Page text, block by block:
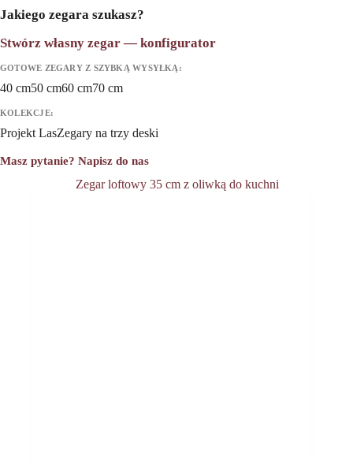
Jakiego zegara szukasz?
Stwórz własny zegar — konfigurator
GOTOWE ZEGARY Z SZYBKĄ WYSYŁKĄ:
40 cm50 cm60 cm70 cm
KOLEKCJE:
Projekt LasZegary na trzy deski
Masz pytanie? Napisz do nas